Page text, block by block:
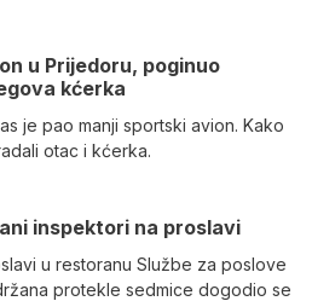
u Prijedoru, poginuo
kćerka
je pao manji sportski avion. Kako
otac i kćerka.
inspektori na proslavi
u restoranu Službe za poslove
protekle sedmice dogodio se